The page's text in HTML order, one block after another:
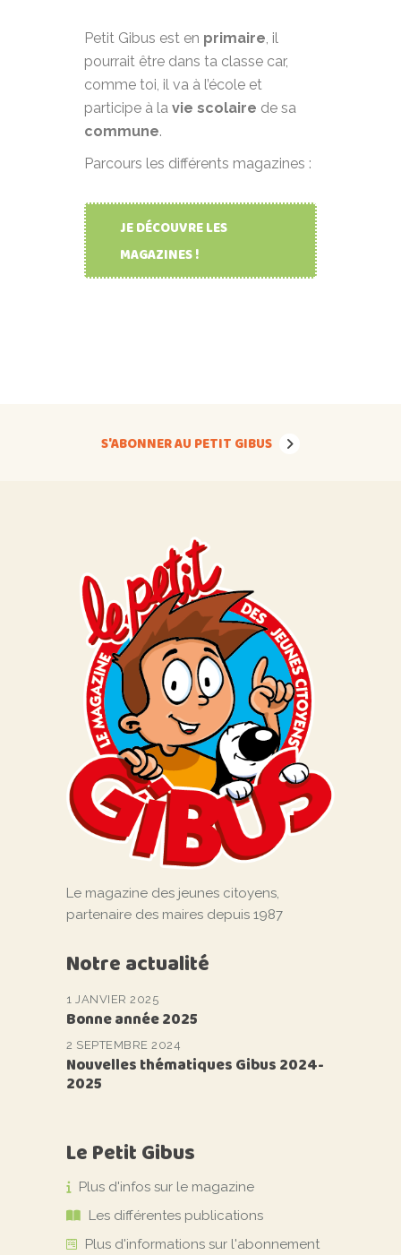
Petit Gibus est en primaire , il
pourrait être dans ta classe car,
comme toi, il va à l’école et
participe à la vie scolaire de sa
commune.
Parcours les différents magazines :
JE DÉCOUVRE LES
MAGAZINES !
S'ABONNER AU PETIT GIBUS
Le magazine des jeunes citoyens,
partenaire des maires depuis 1987
Notre actualité
1 JANVIER 2025
Bonne année 2025
2 SEPTEMBRE 2024
Nouvelles thématiques Gibus 2024-
2025
Le Petit Gibus
Plus d'infos sur le magazine
Les différentes publications
Plus d'informations sur l'abonnement